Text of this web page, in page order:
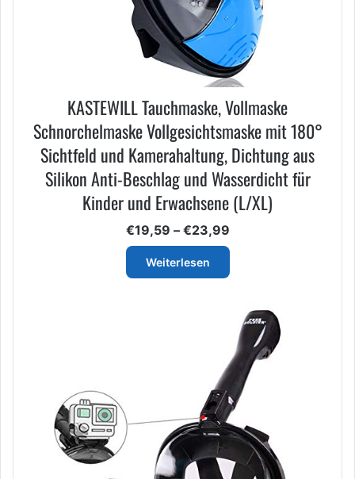
KASTEWILL Tauchmaske, Vollmaske
Schnorchelmaske Vollgesichtsmaske mit 180°
Sichtfeld und Kamerahaltung, Dichtung aus
Silikon Anti-Beschlag und Wasserdicht für
Kinder und Erwachsene (L/XL)
€19,59 – €23,99Preisspanne:
€19,59
€23,99
Weiterlesen